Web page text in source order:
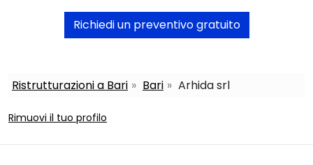
Richiedi un preventivo gratuito
Ristrutturazioni a Bari Bari Arhida srl
Rimuovi il tuo profilo